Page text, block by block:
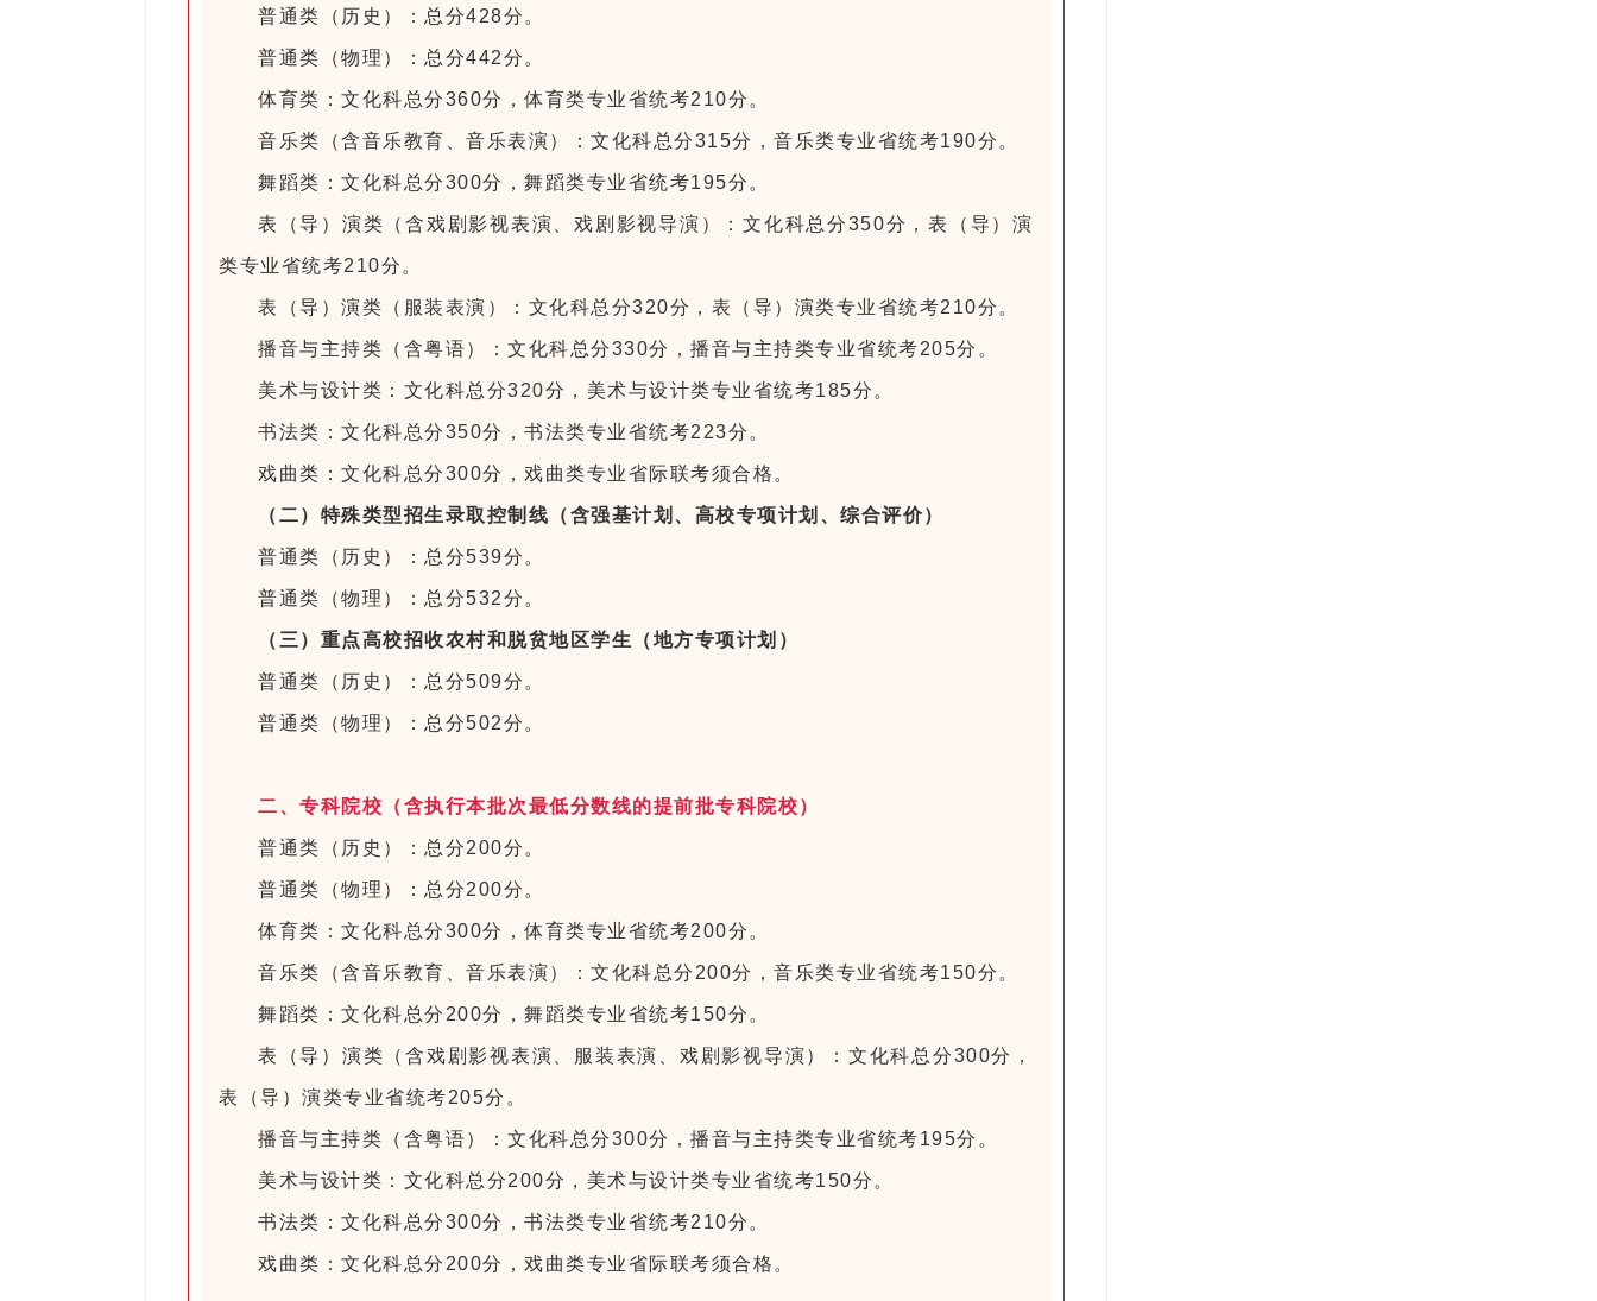
普通类（历史）：总分428分。
普通类（物理）：总分442分。
体育类：文化科总分360分，体育类专业省统考210分。
音乐类（含音乐教育、音乐表演）：文化科总分315分，音乐类专业省统考190分。
舞蹈类：文化科总分300分，舞蹈类专业省统考195分。
表（导）演类（含戏剧影视表演、戏剧影视导演）：文化科总分350分，表（导）演
类专业省统考210分。
表（导）演类（服装表演）：文化科总分320分，表（导）演类专业省统考210分。
播音与主持类（含粤语）：文化科总分330分，播音与主持类专业省统考205分。
美术与设计类：文化科总分320分，美术与设计类专业省统考185分。
书法类：文化科总分350分，书法类专业省统考223分。
戏曲类：文化科总分300分，戏曲类专业省际联考须合格。
（二）特殊类型招生录取控制线（含强基计划、高校专项计划、综合评价）
普通类（历史）：总分539分。
普通类（物理）：总分532分。
（三）重点高校招收农村和脱贫地区学生（地方专项计划）
普通类（历史）：总分509分。
普通类（物理）：总分502分。
二、专科院校（含执行本批次最低分数线的提前批专科院校）
普通类（历史）：总分200分。
普通类（物理）：总分200分。
体育类：文化科总分300分，体育类专业省统考200分。
音乐类（含音乐教育、音乐表演）：文化科总分200分，音乐类专业省统考150分。
舞蹈类：文化科总分200分，舞蹈类专业省统考150分。
表（导）演类（含戏剧影视表演、服装表演、戏剧影视导演）：文化科总分300分，
表（导）演类专业省统考205分。
播音与主持类（含粤语）：文化科总分300分，播音与主持类专业省统考195分。
美术与设计类：文化科总分200分，美术与设计类专业省统考150分。
书法类：文化科总分300分，书法类专业省统考210分。
戏曲类：文化科总分200分，戏曲类专业省际联考须合格。